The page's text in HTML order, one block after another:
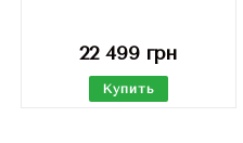
22 499 грн
Купить